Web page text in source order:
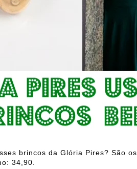
brincos da Glória Pires? São os
34,90.